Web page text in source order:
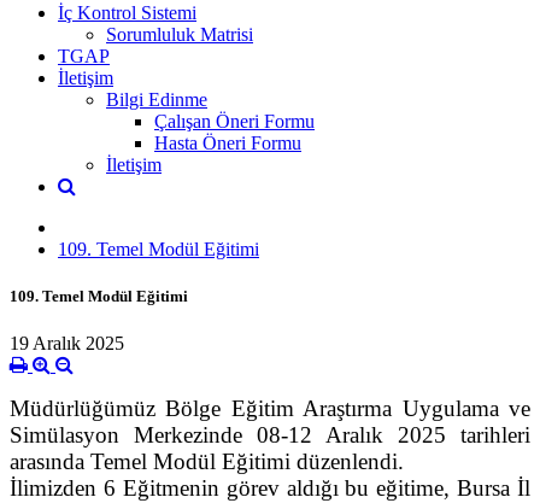
İç Kontrol Sistemi
Sorumluluk Matrisi
TGAP
İletişim
Bilgi Edinme
Çalışan Öneri Formu
Hasta Öneri Formu
İletişim
109. Temel Modül Eğitimi
109. Temel Modül Eğitimi
19 Aralık 2025
Müdürlüğümüz Bölge Eğitim Araştırma Uygulama ve
Simülasyon Merkezinde 08-12 Aralık 2025 tarihleri
arasında Temel Modül Eğitimi düzenlendi.
İlimizden 6 Eğitmenin görev aldığı bu eğitime,Bursa İl